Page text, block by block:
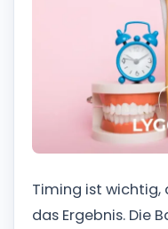
Timing ist wichtig,
das Ergebnis. Die